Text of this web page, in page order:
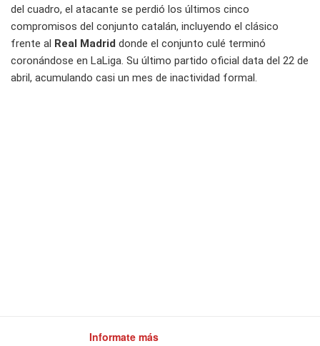
del cuadro, el atacante se perdió los últimos cinco
compromisos del conjunto catalán, incluyendo el clásico
frente al Real Madrid donde el conjunto culé terminó
coronándose en LaLiga. Su último partido oficial data del 22 de
abril, acumulando casi un mes de inactividad formal.
Informate más